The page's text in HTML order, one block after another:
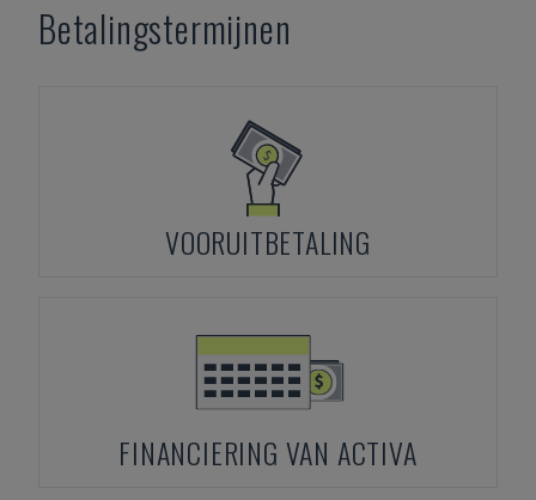
Betalingstermijnen
VOORUITBETALING
FINANCIERING VAN ACTIVA